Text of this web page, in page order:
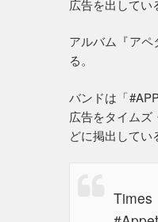
広告を出してい
アルバム『アペ
る。
バンドは「
広告をタイムズ
どに掲出してい